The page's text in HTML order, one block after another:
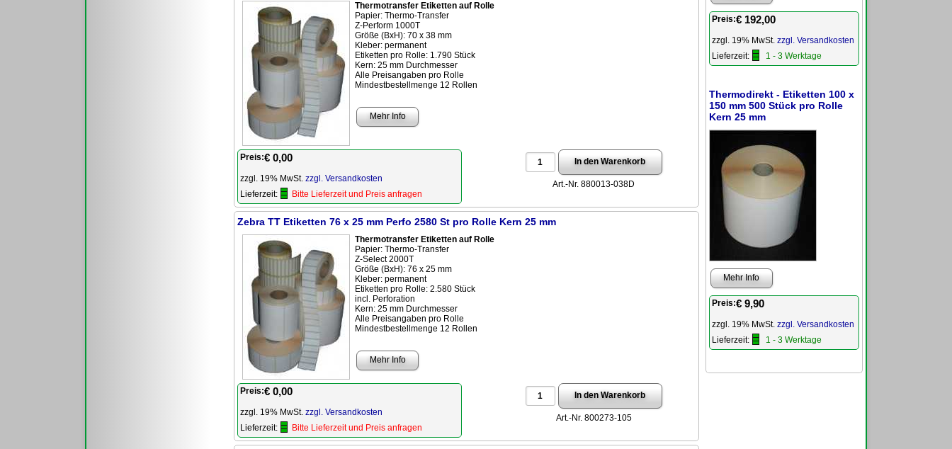
Thermotransfer Etiketten auf Rolle
Papier: Thermo-Transfer
Z-Perform 1000T
Größe (BxH): 70 x 38 mm
Kleber: permanent
Etiketten pro Rolle: 1.790 Stück
Kern: 25 mm Durchmesser
Alle Preisangaben pro Rolle
Mindestbestellmenge 12 Rollen
Mehr Info
Preis:€ 0,00
zzgl. 19% MwSt. zzgl. Versandkosten
Lieferzeit:
Bitte Lieferzeit und Preis anfragen
Art.-Nr. 880013-038D
Zebra TT Etiketten 76 x 25 mm Perfo 2580 St pro Rolle Kern 25 mm
Thermotransfer Etiketten auf Rolle
Papier: Thermo-Transfer
Z-Select 2000T
Größe (BxH): 76 x 25 mm
Kleber: permanent
Etiketten pro Rolle: 2.580 Stück
incl. Perforation
Kern: 25 mm Durchmesser
Alle Preisangaben pro Rolle
Mindestbestellmenge 12 Rollen
Mehr Info
Preis:€ 0,00
zzgl. 19% MwSt. zzgl. Versandkosten
Lieferzeit:
Bitte Lieferzeit und Preis anfragen
Art.-Nr. 800273-105
Preis:€ 192,00
zzgl. 19% MwSt. zzgl. Versandkosten
Lieferzeit:
1 - 3 Werktage
Thermodirekt - Etiketten 100 x
150 mm 500 Stück pro Rolle
Kern 25 mm
Mehr Info
Preis:€ 9,90
zzgl. 19% MwSt. zzgl. Versandkosten
Lieferzeit:
1 - 3 Werktage